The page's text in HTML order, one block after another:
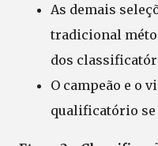
As demais
tradicional
dos
O campeão e o
qualificatório